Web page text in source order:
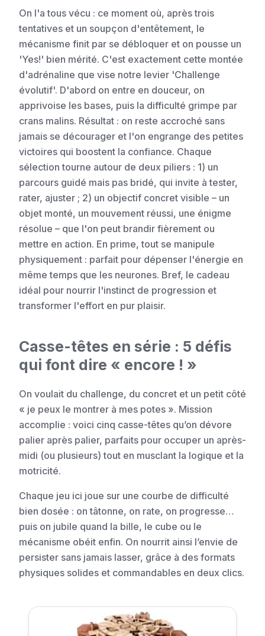
On l'a tous vécu : ce moment où, après trois
tentatives et un soupçon d'entêtement, le
mécanisme finit par se débloquer et on pousse un
'Yes!' bien mérité. C'est exactement cette montée
d'adrénaline que vise notre levier 'Challenge
évolutif'. D'abord on entre en douceur, on
apprivoise les bases, puis la difficulté grimpe par
crans malins. Résultat : on reste accroché sans
jamais se décourager et l'on engrange des petites
victoires qui boostent la confiance. Chaque
sélection tourne autour de deux piliers : 1) un
parcours guidé mais pas bridé, qui invite à tester,
rater, ajuster ; 2) un objectif concret visible – un
objet monté, un mouvement réussi, une énigme
résolue – que l'on peut brandir fièrement ou
mettre en action. En prime, tout se manipule
physiquement : parfait pour dépenser l'énergie en
même temps que les neurones. Bref, le cadeau
idéal pour nourrir l'instinct de progression et
transformer l'effort en pur plaisir.
Casse-têtes en série : 5 défis
qui font dire « encore ! »
On voulait du challenge, du concret et un petit côté
« je peux le montrer à mes potes ». Mission
accomplie : voici cinq casse-têtes qu’on dévore
palier après palier, parfaits pour occuper un après-
midi (ou plusieurs) tout en musclant la logique et la
motricité.
Chaque jeu ici joue sur une courbe de difficulté
bien dosée : on tâtonne, on rate, on progresse…
puis on jubile quand la bille, le cube ou le
mécanisme obéit enfin. On nourrit ainsi l’envie de
persister sans jamais lasser, grâce à des formats
physiques solides et commandables en deux clics.